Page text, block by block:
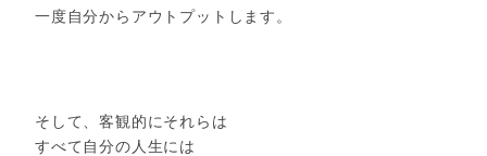
一度自分からアウトプットします。
そして、客観的にそれらは
すべて自分の人生には